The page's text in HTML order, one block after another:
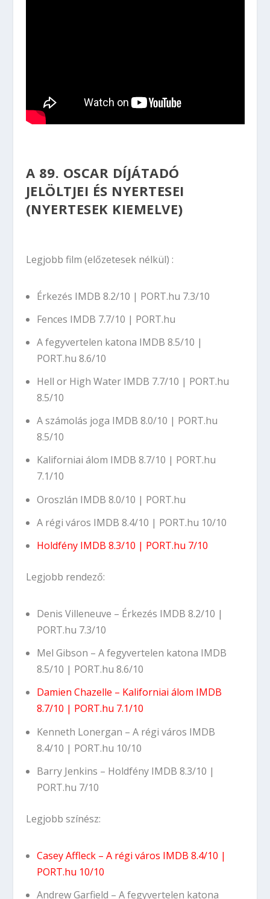
A 89. OSCAR DÍJÁTADÓ
JELÖLTJEI ÉS NYERTESEI
(NYERTESEK KIEMELVE)
Legjobb film (előzetesek nélkül) :
Érkezés IMDB 8.2/10 | PORT.hu 7.3/10
Fences IMDB 7.7/10 | PORT.hu
A fegyvertelen katona IMDB 8.5/10 |
PORT.hu 8.6/10
Hell or High Water IMDB 7.7/10 | PORT.hu
8.5/10
A számolás joga IMDB 8.0/10 | PORT.hu
8.5/10
Kaliforniai álom IMDB 8.7/10 | PORT.hu
7.1/10
Oroszlán IMDB 8.0/10 | PORT.hu
A régi város IMDB 8.4/10 | PORT.hu 10/10
Holdfény IMDB 8.3/10 | PORT.hu 7/10
Legjobb rendező:
Denis Villeneuve – Érkezés IMDB 8.2/10 |
PORT.hu 7.3/10
Mel Gibson – A fegyvertelen katona IMDB
8.5/10 | PORT.hu 8.6/10
Damien Chazelle – Kaliforniai álom IMDB
8.7/10 | PORT.hu 7.1/10
Kenneth Lonergan – A régi város IMDB
8.4/10 | PORT.hu 10/10
Barry Jenkins – Holdfény IMDB 8.3/10 |
PORT.hu 7/10
Legjobb színész:
Casey Affleck – A régi város IMDB 8.4/10 |
PORT.hu 10/10
Andrew Garfield – A fegyvertelen katona